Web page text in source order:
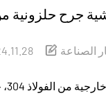
جرح حلزونية
الصناعة